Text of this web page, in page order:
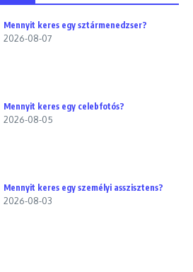
Mennyit keres egy sztármenedzser?
2026-08-07
Mennyit keres egy celebfotós?
2026-08-05
Mennyit keres egy személyi asszisztens?
2026-08-03